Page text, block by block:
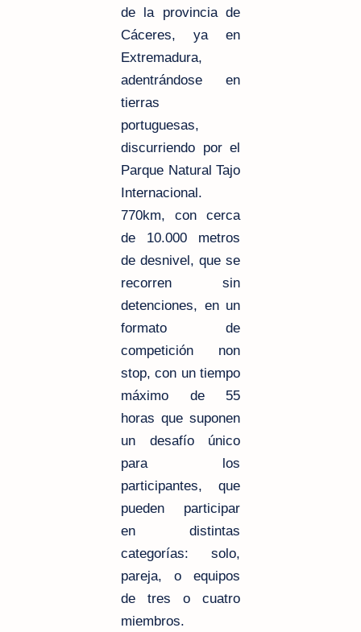
de la provincia de
Cáceres, ya en
Extremadura,
adentrándose en
tierras
portuguesas,
discurriendo por el
Parque Natural Tajo
Internacional.
770km, con cerca
de 10.000 metros
de desnivel, que se
recorren sin
detenciones, en un
formato de
competición non
stop, con un tiempo
máximo de 55
horas que suponen
un desafío único
para los
participantes, que
pueden participar
en distintas
categorías: solo,
pareja, o equipos
de tres o cuatro
miembros.